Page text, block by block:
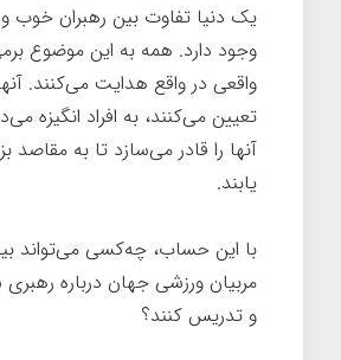
یک دنیا تفاوت بین رهبران خوب و
وجود دارد. همه به این موضوع
واقعی در واقع هدایت می‌کنند.
تعیین می‌کنند، به افراد انگیزه
آنها را قادر می‌سازد تا به
یابند.
با این حساب، چه‌کسی می‌تواند
مربیان ورزشی جهان درباره
و تدریس کنند؟